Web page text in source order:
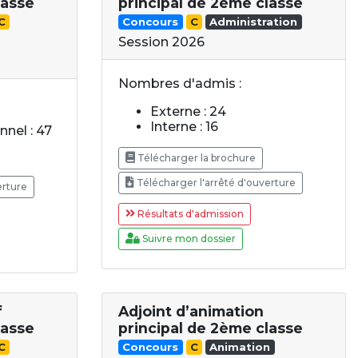
: 47
Concours C Administration
Session 2026
Nombres d'admis :
Externe : 24
Interne : 16
Télécharger la brochure
Télécharger l'arrêté d'ouverture
Résultats d'admission
Suivre mon dossier
Adjoint d’animation
principal de 2ème classe
Concours C Animation